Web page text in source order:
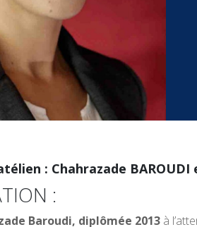
: Chahrazade
:
Baroudi, diplômée 2013 à